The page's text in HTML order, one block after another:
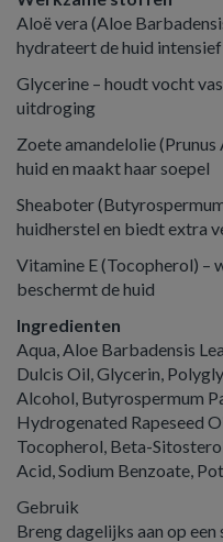
Aloë vera (Aloe
hydrateert de huid intensief
Glycerine – houdt vocht
uitdroging
Zoete amandelolie
huid en maakt haar soepel
Sheaboter
huidherstel en biedt extra
Vitamine E (Tocopherol) –
beschermt de huid
Ingredienten
Aqua, Aloe Barbadensis
Dulcis Oil, Glycerin,
Alcohol, Butyrospermum
Hydrogenated Rapeseed
Tocopherol, Beta-
Acid, Sodium Benzoate,
Gebruik
Breng dagelijks aan op